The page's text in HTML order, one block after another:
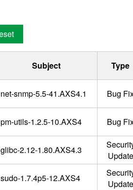
Subject
Type
net-snmp-5.5-41.AXS4.1
Bug
pm-utils-1.2.5-10.AXS4
Bug
glibc-2.12-1.80.AXS4.3
Update
sudo-1.7.4p5-12.AXS4
Update